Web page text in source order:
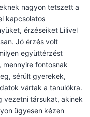
nagyon tetszett a
kapcsolatos
érzéseiket Lilivel
Jó érzés volt
együttérzést
mennyire fontosnak
sérült gyerekek,
vártak a tanulókra.
vezetni társukat, akinek
ügyesen kézen